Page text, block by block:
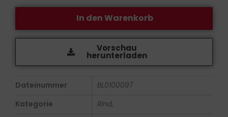
In den Warenkorb
Vorschau
herunterladen
Dateinummer BL0100097
Kategorie Rind,